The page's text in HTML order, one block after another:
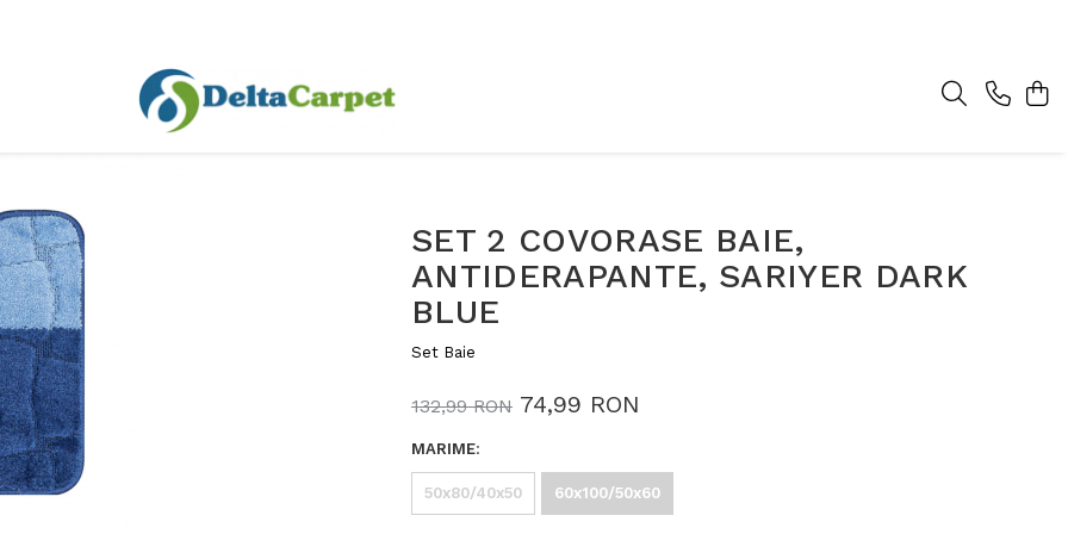
SET 2 COVORASE BAIE,
ANTIDERAPANTE, SARIYER DARK
BLUE
Set Baie
132,99 RON 74,99 RON
MARIME:
50x80/40x50 60x100/50x60